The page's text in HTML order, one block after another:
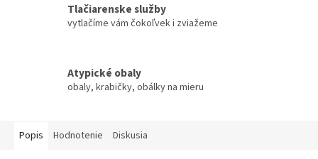
Tlačiarenske služby
vytlačíme vám čokoľvek i zviažeme
Atypické obaly
obaly, krabičky, obálky na mieru
Popis Hodnotenie Diskusia